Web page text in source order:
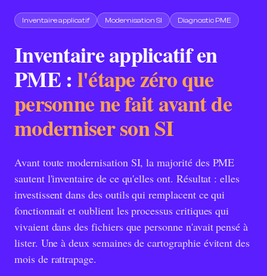
Inventaire applicatif Modernisation SI Diagnostic PME
Inventaire applicatif en
PME : l'étape zéro que
personne ne fait avant de
moderniser son SI
Avant toute modernisation SI, la majorité des PME
sautent l'inventaire de ce qu'elles ont. Résultat : elles
investissent dans des outils qui remplacent ce qui
fonctionnait et oublient les processus critiques qui
vivaient dans des fichiers que personne n'avait pensé à
lister. Une à deux semaines de cartographie évitent des
mois de rattrapage.